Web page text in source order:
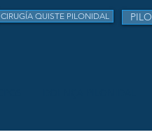
CIRUGÍA QUISTE PILONIDAL